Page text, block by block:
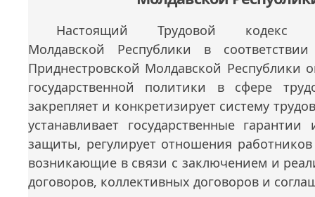
Настоящий Трудовой кодекс
Молдавской Республики в
Приднестровской Молдавской Республики
государственной политики в сфере
закрепляет и конкретизирует систему
устанавливает государственные
защиты, регулирует отношения
возникающие в связи с заключением и
договоров, коллективных договоров и